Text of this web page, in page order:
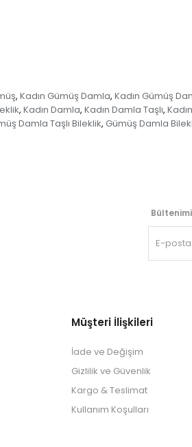
, Kadın Gümüş Damla, Kadın Gümüş
, Kadın Damla, Kadın Damla Taşlı,
Damla Taşlı Bileklik, Gümüş Damla
Müşteri İlişkileri
İade ve Değişim
Gizlilik ve Güvenlik
Kargo & Teslimat
Kullanım Koşulları